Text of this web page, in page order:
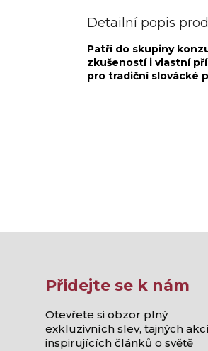
Detailní popis
Patří do skupiny
zkušeností i vlastní
pro tradiční slovácké
Přidejte se k nám
Otevřete si obzor plný
exkluzivních slev, tajných
inspirujících článků o světě